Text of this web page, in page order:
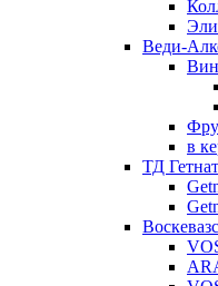
Веди-
в
ТД